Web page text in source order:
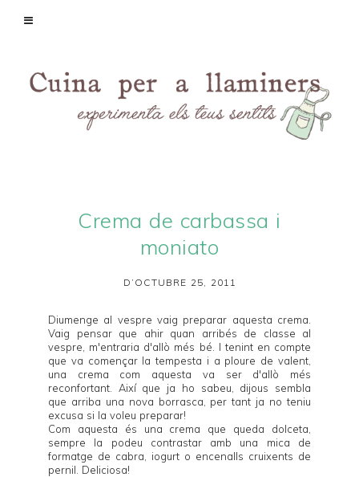
Crema de carbassa i
moniato
D’OCTUBRE 25, 2011
Diumenge al vespre vaig preparar aquesta crema.
Vaig pensar que ahir quan arribés de classe al
vespre, m'entraria d'allò més bé. I tenint en compte
que va començar la tempesta i a ploure de valent,
una crema com aquesta va ser d'allò més
reconfortant. Així que ja ho sabeu, dijous sembla
que arriba una nova borrasca, per tant ja no teniu
excusa si la voleu preparar!
Com aquesta és una crema que queda dolceta,
sempre la podeu contrastar amb una mica de
formatge de cabra, iogurt o encenalls cruixents de
pernil. Deliciosa!